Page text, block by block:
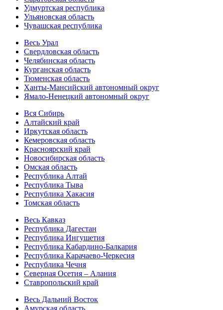
Удмуртская республика
Ульяновская область
Чувашская республика
Весь Урал
Свердловская область
Челябинская область
Курганская область
Тюменская область
Ханты-Мансийский автономный округ
Ямало-Ненецкий автономный округ
Вся Сибирь
Алтайский край
Иркутская область
Кемеровская область
Красноярский край
Новосибирская область
Омская область
Республика Алтай
Республика Тыва
Республика Хакасия
Томская область
Весь Кавказ
Республика Дагестан
Республика Ингушетия
Республика Кабардино-Балкария
Республика Карачаево-Черкесия
Республика Чечня
Северная Осетия – Алания
Ставропольский край
Весь Дальний Восток
Амурская область